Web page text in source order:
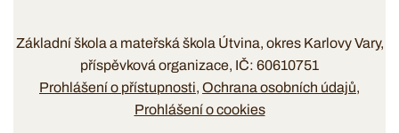
Základní škola a mateřská škola Útvina, okres Karlovy Vary,
příspěvková organizace, IČ: 60610751
Prohlášení o přístupnosti Ochrana osobních údajů
Prohlášení o cookies